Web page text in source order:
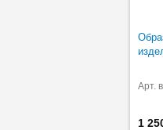
Арт.
1